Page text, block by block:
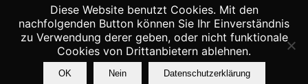
©Copyright 2026 - Christliche-Lebensberatung.ch
Verantwortlich räber coaching &
persönlichkeitsentwicklung -Datenschutz-
Impressum
Diese Website benutzt Cookies. Mit den
nachfolgenden Button können Sie Ihr Einverständnis
zu Verwendung derer geben, oder nicht funktionale
Cookies von Drittanbietern ablehnen.
OK Nein Datenschutzerklärung